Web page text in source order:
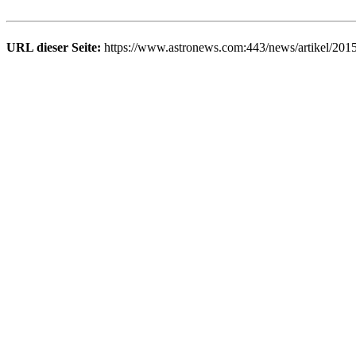
URL dieser Seite: https://www.astronews.com:443/news/artikel/